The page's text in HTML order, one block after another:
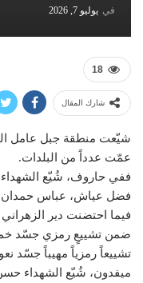
في يوليو 7, 2026
18
شارك المقال
شيّعت منطقة جبل عامل
عمّت عدداً من البلدات.
ففي حاروف، شُيّع
فضل عياش، عباس
فيما احتضنت دير
ضمن تشييعٍ رمزي جسّد
تشييعاً رمزياً مهيباً
ميفدون، شُيّع الشهداء